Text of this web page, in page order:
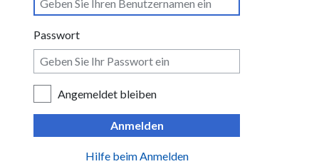
Passwort
Angemeldet bleiben
Anmelden
Hilfe beim Anmelden